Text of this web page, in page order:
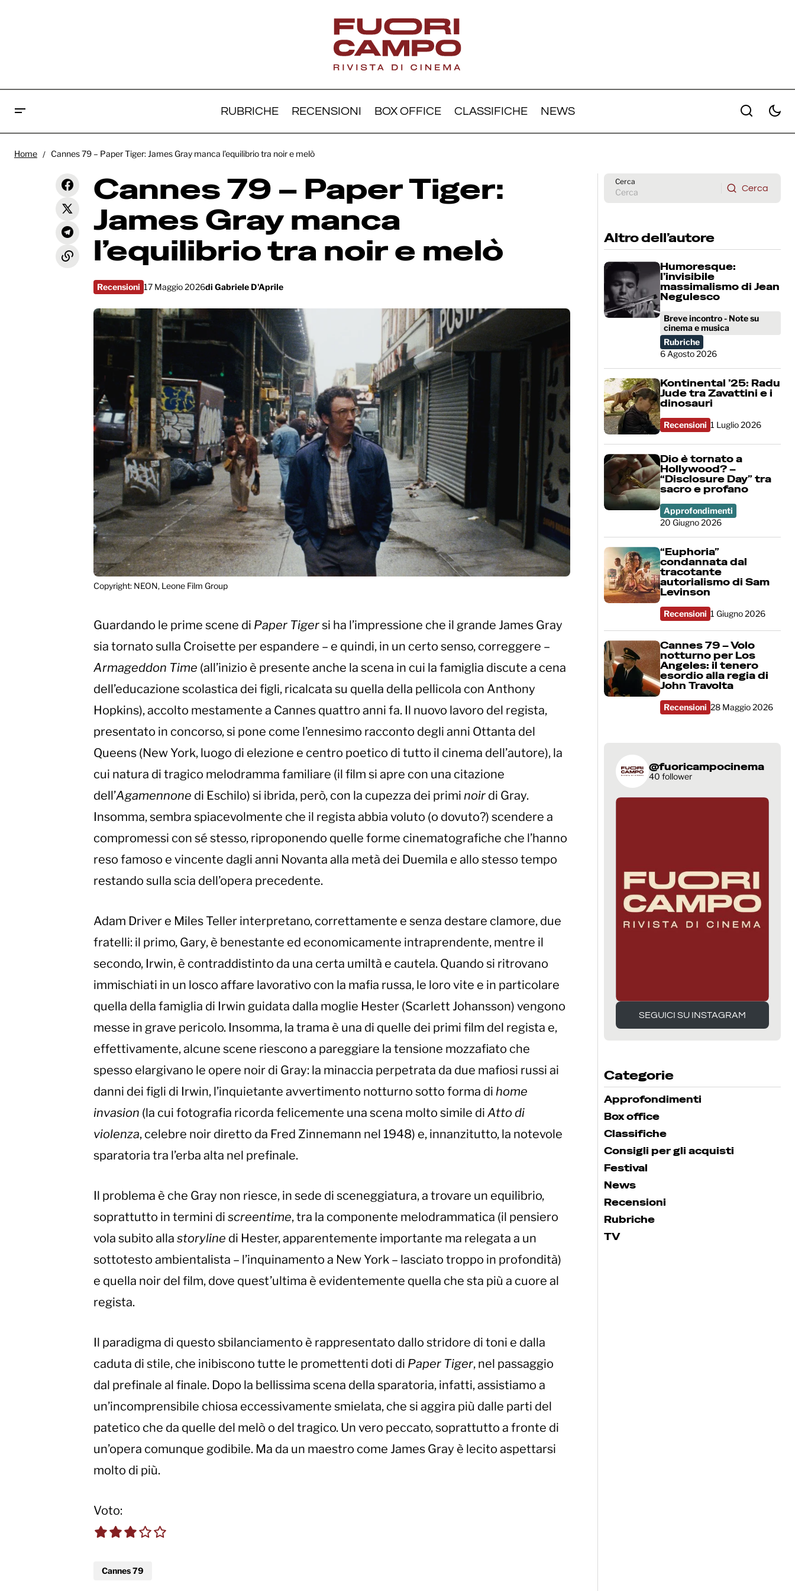
RUBRICHE RECENSIONI BOX OFFICE CLASSIFICHE NEWS
Cannes 79 - El Ser Querido: i film
Cannes 79 – Paper Tiger: James
melò
Home Cannes 79 – Paper Tiger: James Gray manca l’equilibrio tra noir e melò
Cannes 79 – Paper Tiger:
James Gray manca
l’equilibrio tra noir e melò
Recensioni 17 Maggio 2026di Gabriele D'Aprile
Copyright: NEON, Leone Film Group
Guardando le prime scene di Paper Tigersi ha l’impressione che il grande James Gray
sia tornato sulla Croisette per espandere – e quindi, in un certo senso, correggere –
Armageddon Time (all’inizio è presente anche la scena in cui la famiglia discute a cena
dell’educazione scolastica dei figli, ricalcata su quella della pellicola con Anthony
Hopkins), accolto mestamente a Cannes quattro anni fa. Il nuovo lavoro del regista,
presentato in concorso, si pone come l’ennesimo racconto degli anni Ottanta del
Queens (New York, luogo di elezione e centro poetico di tutto il cinema dell’autore), la
cui natura di tragico melodramma familiare (il film si apre con una citazione
dell’Agamennone di Eschilo) si ibrida, però, con la cupezza dei primi noir di Gray.
Insomma, sembra spiacevolmente che il regista abbia voluto (o dovuto?) scendere a
compromessi con sé stesso, riproponendo quelle forme cinematografiche che l’hanno
reso famoso e vincente dagli anni Novanta alla metà dei Duemila e allo stesso tempo
restando sulla scia dell’opera precedente.
Adam Driver e Miles Teller interpretano, correttamente e senza destare clamore, due
fratelli: il primo, Gary, è benestante ed economicamente intraprendente, mentre il
secondo, Irwin, è contraddistinto da una certa umiltà e cautela. Quando si ritrovano
immischiati in un losco affare lavorativo con la mafia russa, le loro vite e in particolare
quella della famiglia di Irwin guidata dalla moglie Hester (Scarlett Johansson) vengono
messe in grave pericolo. Insomma, la trama è una di quelle dei primi film del regista e,
effettivamente, alcune scene riescono a pareggiare la tensione mozzafiato che
spesso elargivano le opere noir di Gray: la minaccia perpetrata da due mafiosi russi ai
danni dei figli di Irwin, l’inquietante avvertimento notturno sotto forma di home
invasion (la cui fotografia ricorda felicemente una scena molto simile di Atto di
violenza, celebre noir diretto da Fred Zinnemann nel 1948) e, innanzitutto, la notevole
sparatoria tra l’erba alta nel prefinale.
Il problema è che Gray non riesce, in sede di sceneggiatura, a trovare un equilibrio,
soprattutto in termini di screentime, tra la componente melodrammatica (il pensiero
vola subito alla storyline di Hester, apparentemente importante ma relegata a un
sottotesto ambientalista – l’inquinamento a New York – lasciato troppo in profondità)
e quella noir del film, dove quest’ultima è evidentemente quella che sta più a cuore al
regista.
Il paradigma di questo sbilanciamento è rappresentato dallo stridore di toni e dalla
caduta di stile, che inibiscono tutte le promettenti doti di Paper Tiger, nel passaggio
dal prefinale al finale. Dopo la bellissima scena della sparatoria, infatti, assistiamo a
un’incomprensibile chiosa eccessivamente smielata, che si aggira più dalle parti del
patetico che da quelle del melò o del tragico. Un vero peccato, soprattutto a fronte di
un’opera comunque godibile. Ma da un maestro come James Gray è lecito aspettarsi
molto di più.
Voto:
Cannes 79
Cerca
Cerca
Altro dell’autore
Humoresque:
l’invisibile
massimalismo di Jean
Negulesco
Breve incontro - Note su
cinema e musica
Rubriche
6 Agosto 2026
Kontinental ’25: Radu
Jude tra Zavattini e i
dinosauri
Recensioni 1 Luglio 2026
Dio è tornato a
Hollywood? –
“Disclosure Day” tra
sacro e profano
Approfondimenti
20 Giugno 2026
“Euphoria”
condannata dal
tracotante
autorialismo di Sam
Levinson
Recensioni 1 Giugno 2026
Cannes 79 – Volo
notturno per Los
Angeles: il tenero
esordio alla regia di
John Travolta
Recensioni 28 Maggio 2026
@fuoricampocinema
40 follower
SEGUICI SU INSTAGRAM
SEGUICI SU INSTAGRAM
Categorie
Approfondimenti
Box office
Classifiche
Consigli per gli acquisti
Festival
News
Recensioni
Rubriche
TV